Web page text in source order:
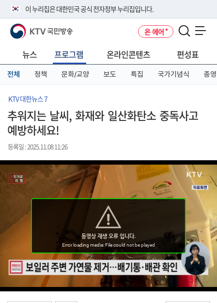
이 누리집은 대한민국 공식 전자정부 누리집입니다.
공식 누리집 주소 확인하기
니다.
이밖에 or.kr 또는 .kr등 다른 도메인 주소를 사용하고 있다면 아래 URL에
서 도메인 주소를 확인해 보세요
KTV 국민방송 온 에어
뉴스 프로그램 온라인콘텐츠 편성표
전체 정책 문화/교양 보도 특집 국가기념식 종영
KTV 대한뉴스 7
추워지는 날씨, 화재와 일산화탄소 중독사고
예방하세요!
등록일 : 2025.11.08 11:26